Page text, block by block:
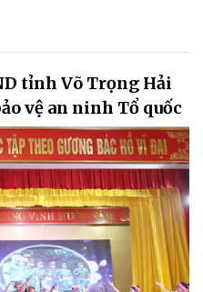
tỉnh Võ Trọng Hải
vệ an ninh Tổ quốc